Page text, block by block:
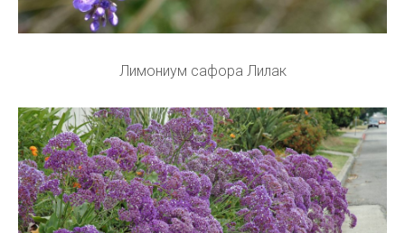
Лимониум сафора Лилак